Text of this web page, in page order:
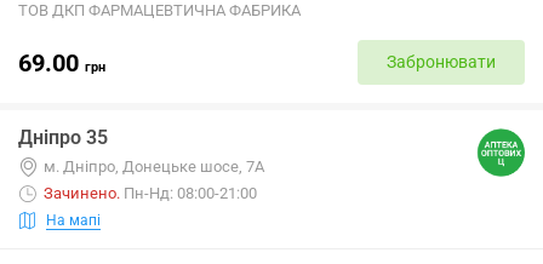
ТОВ ДКП ФАРМАЦЕВТИЧНА ФАБРИКА
69.00 грн Забронювати
Дніпро 35
м. Дніпро, Донецьке шосе, 7А
Зачинено. Пн-Нд: 08:00-21:00
На мапі